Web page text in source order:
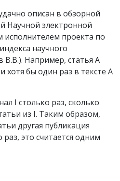
описан в обзорной
Научной электронной
исполнителем проекта по
научного
В.В.). Например, статья А
хотя бы один раз в тексте А
I столько раз, сколько
из I. Таким образом,
другая публикация
это считается одним